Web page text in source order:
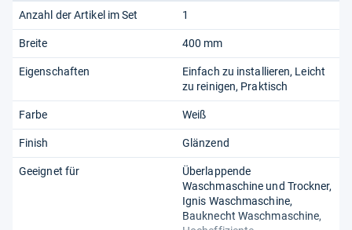
Anzahl der Artikel im Set 1
Breite 400 mm
Eigenschaften
Einfach zu installieren, Leicht
zu reinigen, Praktisch
Farbe Weiß
Finish Glänzend
Geeignet für
Überlappende
Waschmaschine und Trockner,
Ignis Waschmaschine,
Bauknecht Waschmaschine,